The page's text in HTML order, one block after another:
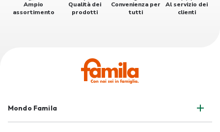
Ampio
assortimento
Qualità dei
prodotti
Convenienza per
tutti
Al servizio dei
clienti
Mondo Famila